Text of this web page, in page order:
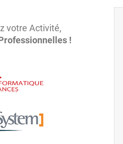
votre Activité,
!